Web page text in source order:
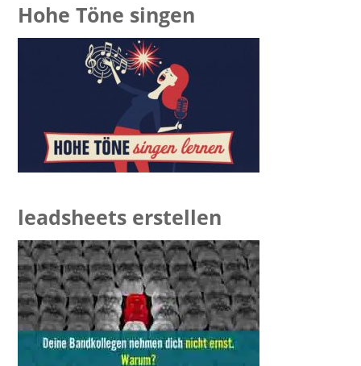
Hohe Töne singen
leadsheets erstellen